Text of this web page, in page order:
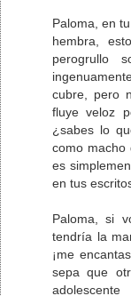
Paloma, en
hembra,
perogrullo
cubre, pero
fluye veloz
¿sabes lo
como macho
es
en tus
Paloma, si
tendría la
¡me
sepa que